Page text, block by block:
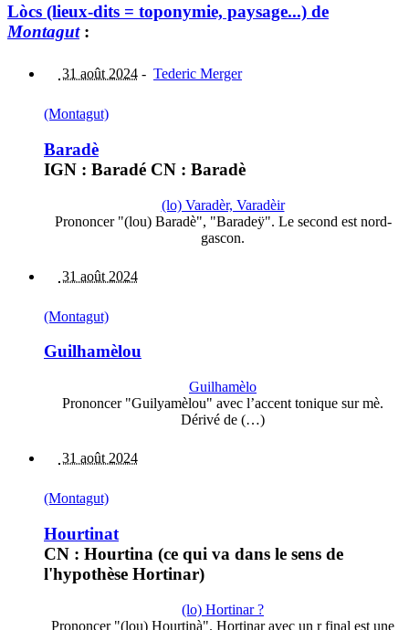
Lòcs (lieux-dits = toponymie, paysage...) de
Montagut:
31 août 2024 - Tederic Merger
(Montagut)
Baradè
IGN : Baradé CN : Baradè
(lo) Varadèr, Varadèir
Prononcer "(lou) Baradè", "Baradeÿ". Le second est nord-
gascon.
31 août 2024
(Montagut)
Guilhamèlou
Guilhamèlo
Prononcer "Guilyamèlou" avec l’accent tonique sur mè.
Dérivé de (…)
31 août 2024
(Montagut)
Hourtinat
CN : Hourtina (ce qui va dans le sens de
l'hypothèse Hortinar)
(lo) Hortinar ?
Prononcer "(lou) Hourtinà". Hortinar avec un r final est une